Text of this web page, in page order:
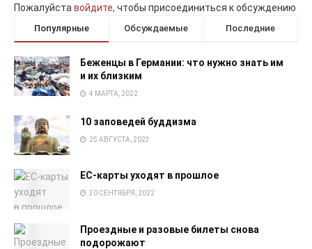
Пожалуйставойдите, чтобы присоединиться к обсуждению
Популярные Обсуждаемые Последние
Беженцы в Германии: что нужно знать им
и их близким
4 МАРТА, 2022
10 заповедей буддизма
25 АВГУСТА, 2023
EC-карты уходят в прошлое
30 СЕНТЯБРЯ, 2022
Проездные и разовые билеты снова
подорожают